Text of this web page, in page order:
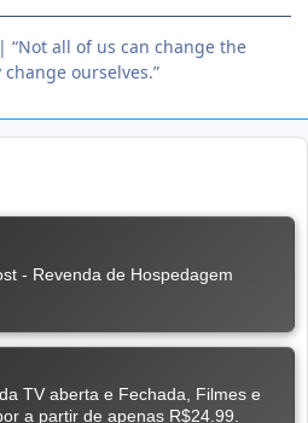
| “Not all of us can change the
ourselves.”